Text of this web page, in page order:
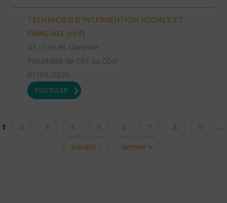
TECHNICIEN D’INTERVENTION SOCIALE ET
FAMILIALE (H/F)
47 - Lot-et-Garonne
Possibilité de CDI ou CDD
01/08/2026
POSTULER
Pages
1 2 3 4 5 6 7 8 9
…
suivant ›
dernier »